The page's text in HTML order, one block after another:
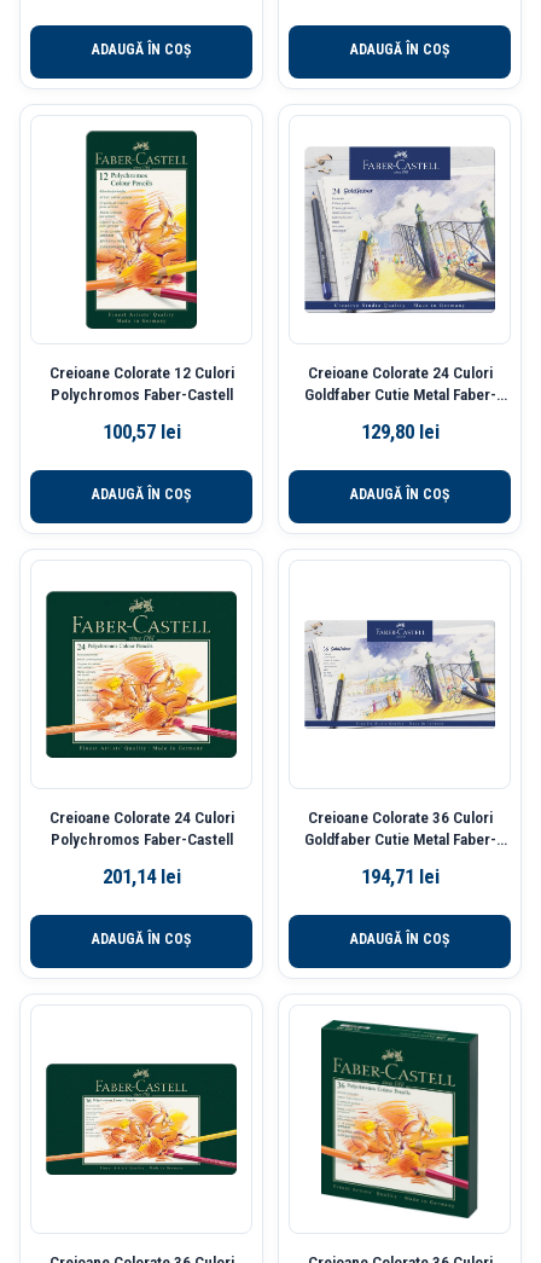
ADAUGĂ ÎN COȘ ADAUGĂ ÎN COȘ
Creioane Colorate 12 Culori
Polychromos Faber-Castell
100,57 lei
ADAUGĂ ÎN COȘ
Creioane Colorate 24 Culori
Goldfaber Cutie Metal Faber-
129,80 lei
ADAUGĂ ÎN COȘ
Creioane Colorate 24 Culori
Polychromos Faber-Castell
201,14 lei
ADAUGĂ ÎN COȘ
Creioane Colorate 36 Culori
Goldfaber Cutie Metal Faber-
194,71 lei
ADAUGĂ ÎN COȘ